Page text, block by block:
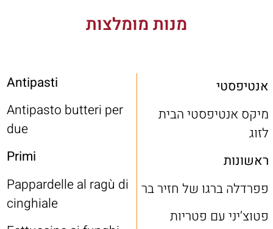
מנות מומלצות
אנטיפסטי
מיקס אנטיפסטי הבית
לזוג
ראשונות
פפרדלה ברגו של חזיר בר
פטוצ’יני עם פטריות
Antipasti
Antipasto butteri per
due
Primi
Pappardelle al ragù di
cinghiale